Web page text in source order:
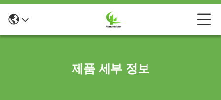
제품 세부 정보